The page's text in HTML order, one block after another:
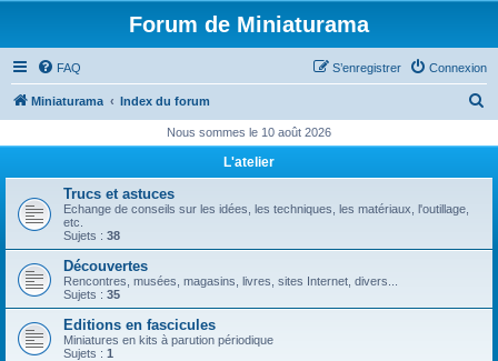
Forum de Miniaturama
FAQ Connexion
S’enregistrer
Miniaturama Index du forum
h
e
Nous sommes le 10 août 2026
L'atelier
Trucs et astuces
Echange de conseils sur les idées, les techniques, les matériaux, l'outillage,
etc.
Sujets : 38
Découvertes
Rencontres, musées, magasins, livres, sites Internet, divers...
Sujets : 35
Editions en fascicules
Miniatures en kits à parution périodique
Sujets : 1